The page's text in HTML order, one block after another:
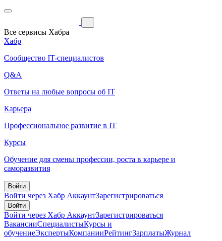
Все сервисы Хабра
Хабр
Сообщество IT-специалистов
Q&A
Ответы на любые вопросы об IT
Карьера
Профессиональное развитие в IT
Курсы
Обучение для смены профессии, роста в карьере и
саморазвития
Войти
Войти через Хабр АккаунтЗарегистрироваться
Войти
Войти через Хабр АккаунтЗарегистрироваться
ВакансииСпециалистыКурсы и
обучениеЭкспертыКомпанииРейтингЗарплатыЖурнал